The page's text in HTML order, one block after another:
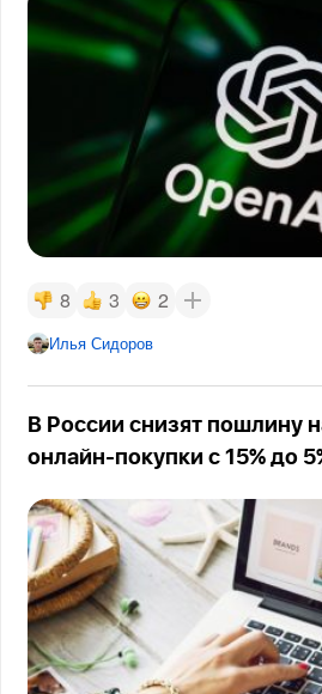
8 3 2
Илья Сидоров
В России снизят пошлину
онлайн-покупки с 15% до